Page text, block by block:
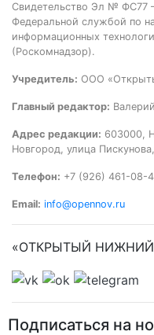
Свидетельство Эл № ФС77
Федеральной службой по
информационных
(Роскомнадзор).
Учредитель: ООО
Главный редактор:
Адрес редакции: 603000,
Новгород, улица
Телефон: +7 (926) 461-08-
Email: info@opennov.ru
«ОТКРЫТЫЙ
Подписаться на